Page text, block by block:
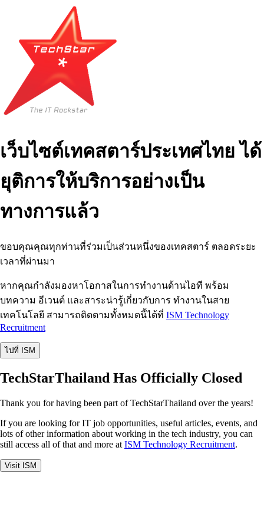
เว็บไซต์เทคสตาร์ประเทศไทย ได้
ยุติการให้บริการอย่างเป็น
ทางการแล้ว
ขอบคุณคุณทุกท่านที่ร่วมเป็นส่วนหนึ่งของเทคสตาร์ ตลอดระยะ
เวลาที่ผ่านมา
หากคุณกำลังมองหาโอกาสในการทำงานด้านไอที พร้อม
บทความ อีเวนต์ และสาระน่ารู้เกี่ยวกับการ ทำงานในสาย
เทคโนโลยี สามารถติดตามทั้งหมดนี้ได้ที่ ISM Technology
Recruitment
ไปที่ ISM
TechStarThailand Has Officially Closed
Thank you for having been part of TechStarThailand over the years!
If you are looking for IT job opportunities, useful articles, events, and
lots of other information about working in the tech industry, you can
still access all of that and more at ISM Technology Recruitment.
Visit ISM